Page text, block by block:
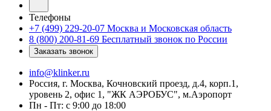
Телефоны
+7 (499) 229-20-07 Москва и Московская область
8 (800) 200-81-69 Бесплатный звонок по России
Заказать звонок
info@klinker.ru
Россия, г. Москва, Кочновский проезд, д.4, корп.1,
уровень 2, офис 1, "ЖК АЭРОБУС", м.Аэропорт
Пн - Пт: с 9:00 до 18:00